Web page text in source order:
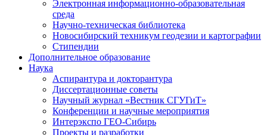
Электронная информационно-образовательная
среда
Научно-техническая библиотека
Новосибирский техникум геодезии и картографии
Стипендии
Дополнительное образование
Наука
Аспирантура и докторантура
Диссертационные советы
Научный журнал «Вестник СГУГиТ»
Конференции и научные мероприятия
Интерэкспо ГЕО-Сибирь
Проекты и разработки